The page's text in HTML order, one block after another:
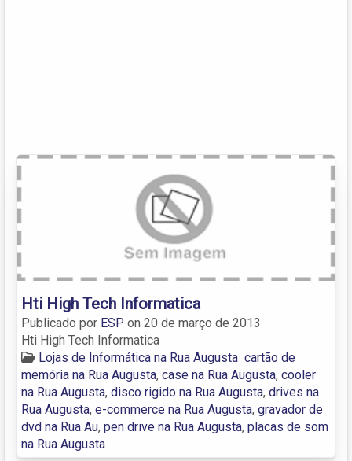
Hti High Tech Informatica
Publicado por ESP on 20 de março de 2013
Hti High Tech Informatica
Lojas de Informática na Rua Augusta cartão de
memória na Rua Augusta, case na Rua Augusta, cooler
na Rua Augusta, disco rigido na Rua Augusta, drives na
Rua Augusta, e-commerce na Rua Augusta, gravador de
dvd na Rua Au, pen drive na Rua Augusta, placas de som
na Rua Augusta